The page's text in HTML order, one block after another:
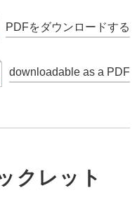
PDFをダウンロードする
downloadable as a PDF
クレット